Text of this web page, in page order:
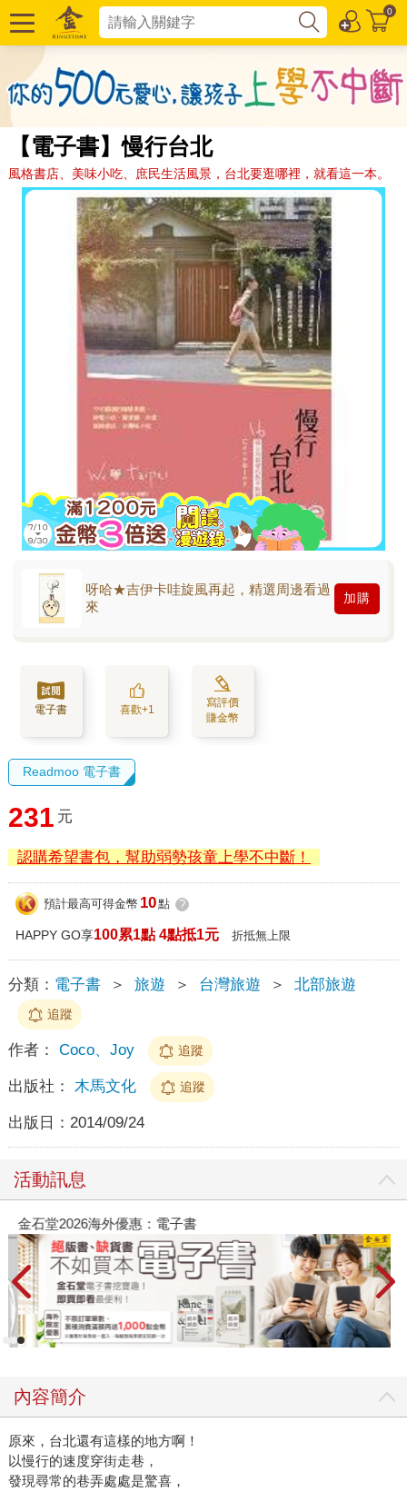
0
【電子書】慢行台北
風格書店、美味小吃、庶民生活風景，台北要逛哪裡，就看這一本。
呀哈★吉伊卡哇旋風再起，精選周邊看過
來
加購
電子書 喜歡+1
寫評價
賺金幣
Readmoo 電子書
231 元
認購希望書包，幫助弱勢孩童上學不中斷！
預計最高可得金幣 10點 ?
HAPPY GO享100累1點 4點抵1元 折抵無上限
分類： 電子書 ＞ 旅遊 ＞ 台灣旅遊 ＞ 北部旅遊
追蹤
作者： Coco、Joy 追蹤
出版社： 木馬文化 追蹤
出版日： 2014/09/24
活動訊息
金石堂2026海外優惠：電子書
內容簡介
原來，台北還有這樣的地方啊！
以慢行的速度穿街走巷，
發現尋常的巷弄處處是驚喜，